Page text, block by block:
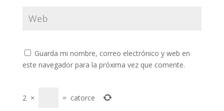
Guarda mi nombre, correo electrónico y web en
este navegador para la próxima vez que comente.
2 × = catorce